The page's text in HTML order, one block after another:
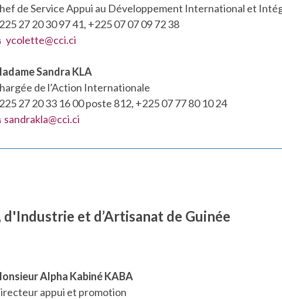
de Service Appui au Développement International et
27 20 30 97 41, +225 07 07 09 72 38
ycolette@cci.ci
Sandra KLA
de l’Action Internationale
27 20 33 16 00 poste 812, +225 07 77 80 10 24
sandrakla@cci.ci
d'Industrie et d’Artisanat de Guinée
Alpha Kabiné KABA
appui et promotion